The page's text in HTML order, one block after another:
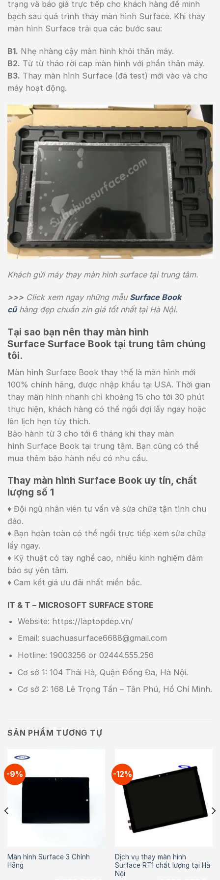
trạng và báo giá trực tiếp cho khách hàng để minh
bạch sau quá trình thay màn hình Surface. Khi thay
màn hình Surface trải qua các bước sau:
B1. Nhẹ nhàng cậy màn hình khỏi thân máy.
B2. Từ từ tháo rời cap màn hình với phần thân máy.
B3. Thay màn hình Surface (đã test) mới vào và cho
máy hoạt động.
Khách gửi máy thay màn hình surface tại trung tâm.
>>> Click xem ngay những mẫu SurfaceBook
cũhàng đẹp chuẩn zin giá tốt nhất tại Hà Nội.
Tại sao bạn nên thay màn hình
Surface Surface Book tại trung tâm chúng
tôi.
Màn hình Surface Book thay thế là màn hình mới
100% chính hãng, được nhập khẩu tại USA. Thời gian
thay màn hình nhanh chỉ khoảng 15 cho tới 30 phút
thực hiện, khách hàng có thể ngồi đợi lấy ngay hoặc
lên lịch hẹn tùy thích.
Bảo hành từ 3 cho tới 6 tháng khi thay màn
hình Surface Book tại trung tâm. Bạn cũng có thể
mua thêm bảo hành nếu có nhu cầu.
Thay màn hình Surface Book uy tín, chất
lượng số 1
♦ Đội ngũ nhân viên tư vấn và sửa chữa tận tình chu
đáo.
♦ Bạn hoàn toàn có thể ngồi trực tiếp xem sửa chữa
lấy ngay.
♦ Kỹ thuật có tay nghề cao, nhiều kinh nghiệm đảm
bảo sự yên tâm.
♦ Cam kết giá ưu đãi nhất miền bắc.
IT & T – MICROSOFT SURFACE STORE
Website: https://laptopdep.vn/
Email: suachuasurface6688@gmail.com
Hotline: 19003256 or 02444.555.256
Cơ sở 1: 104 Thái Hà, Quận Đống Đa, Hà Nội.
Cơ sở 2: 168 Lê Trọng Tấn – Tân Phú, Hồ Chí Minh.
SẢN PHẨM TƯƠNG TỰ
-9%
Màn hình Surface 3 Chính
Hãng
-12%
Dịch vụ thay màn hình
Surface RT1 chất lượng tại Hà
Nội